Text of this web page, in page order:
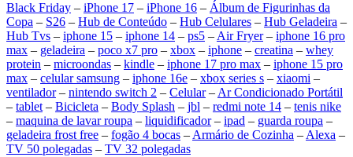
Black Friday – iPhone 17 – iPhone 16 – Álbum de Figurinhas da
Copa – S26 – Hub de Conteúdo – Hub Celulares – Hub Geladeira –
Hub Tvs – iphone 15 – iphone 14 – ps5 – Air Fryer– iphone 16 pro
max – geladeira – poco x7 pro – xbox – iphone – creatina – whey
protein – microondas – kindle – iphone 17 pro max – iphone 15 pro
max – celular samsung – iphone 16e – xbox series s – xiaomi –
ventilador– nintendo switch 2 – Celular– Ar Condicionado Portátil
– tablet – Bicicleta – Body Splash – jbl – redmi note 14 – tenis nike
– maquina de lavar roupa – liquidificador– ipad – guarda roupa –
geladeira frost free – fogão 4 bocas – Armário de Cozinha – Alexa –
TV 50 polegadas – TV 32 polegadas